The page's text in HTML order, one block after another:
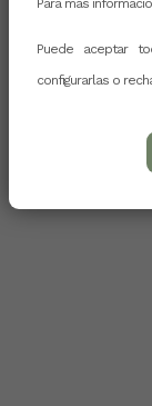
Para más
Puede aceptar
configurarlas o